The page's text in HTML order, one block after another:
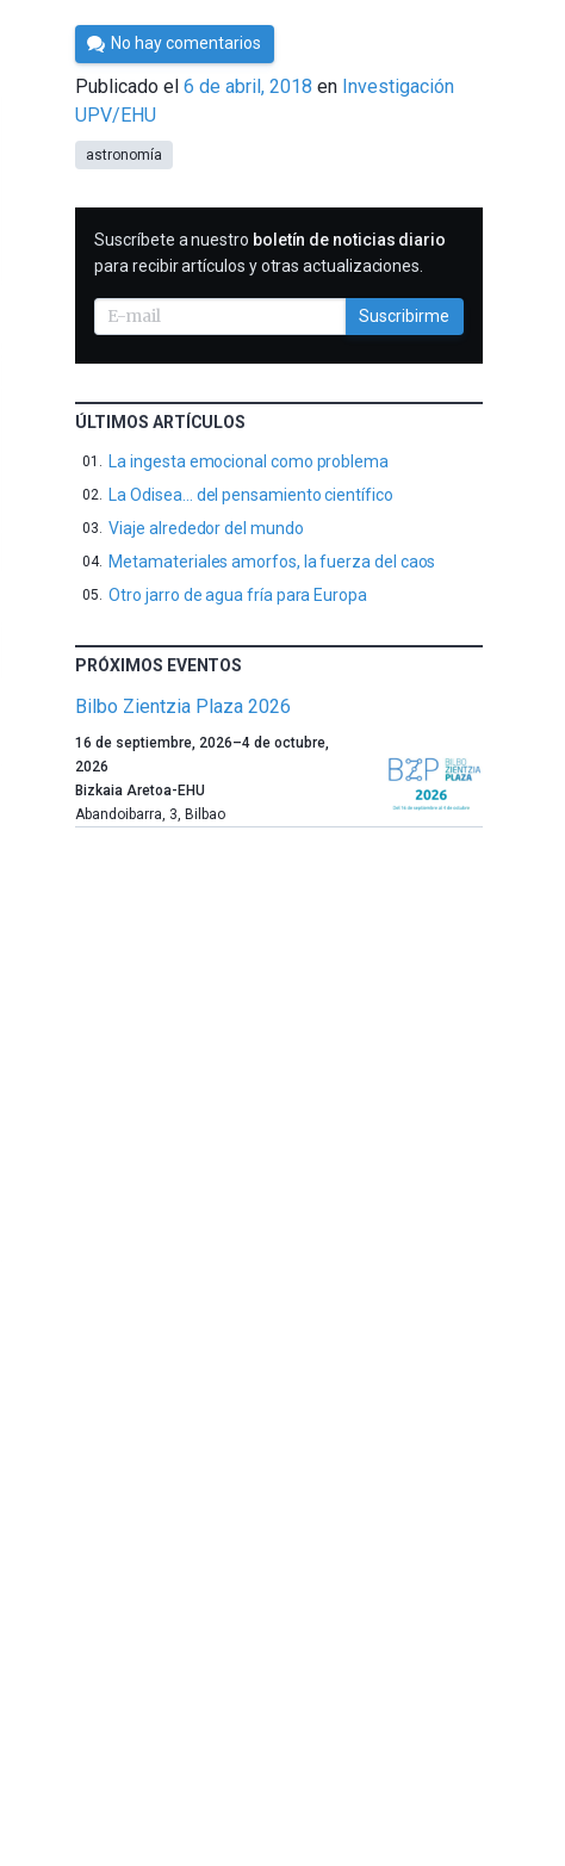
Por
César
Tomé
No hay comentarios
Publicado el6 de abril, 2018 en Investigación
UPV/EHU
astronomía
SUSCRIBIRME
Suscríbete a nuestro boletín de noticias diario
para recibir artículos y otras actualizaciones.
Suscribirme
ÚLTIMOS ARTÍCULOS
La ingesta emocional como problema
La Odisea… del pensamiento científico
Viaje alrededor del mundo
Metamateriales amorfos, la fuerza del caos
Otro jarro de agua fría para Europa
PRÓXIMOS EVENTOS
Bilbo Zientzia Plaza 2026
Un
año
más,
Bilbao
16 de septiembre, 2026–4 de octubre,
2026
Bizkaia Aretoa-EHU
Abandoibarra, 3, Bilbao